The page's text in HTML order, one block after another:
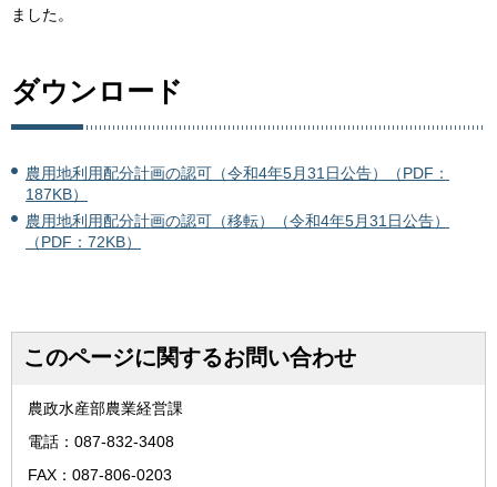
ました。
ダウンロード
農用地利用配分計画の認可（令和4年5月31日公告）（PDF：
187KB）
農用地利用配分計画の認可（移転）（令和4年5月31日公告）
（PDF：72KB）
このページに関するお問い合わせ
農政水産部農業経営課
電話：087-832-3408
FAX：087-806-0203